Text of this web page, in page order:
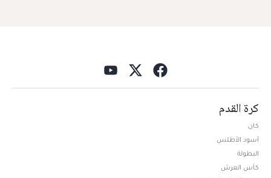
كرة القدم
كان
أسود الأطلس
البطولة
كأس العرش